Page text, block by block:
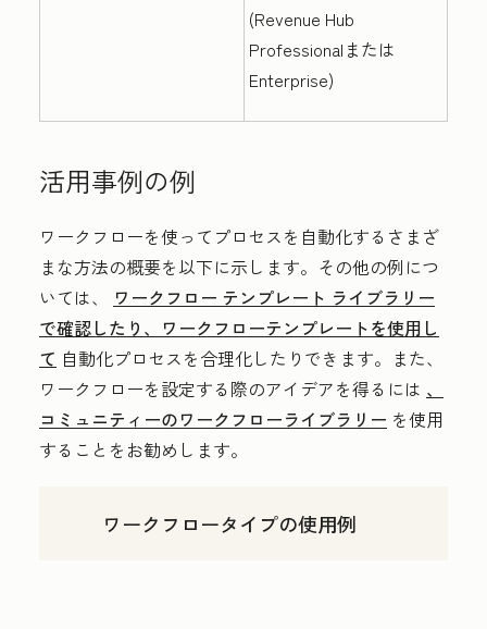
(Revenue Hub
Professionalまたは
Enterprise)
活用事例の例
ワークフローを使ってプロセスを自動化するさまざ
まな方法の概要を以下に示します。その他の例につ
いては、 ワークフロー テンプレート ライブラリー
で確認したり、ワークフローテンプレートを使用し
て 自動化プロセスを合理化したりできます。また、
ワークフローを設定する際のアイデアを得るには 、
コミュニティーのワークフローライブラリー を使用
することをお勧めします。
ワークフロータイプの使用例